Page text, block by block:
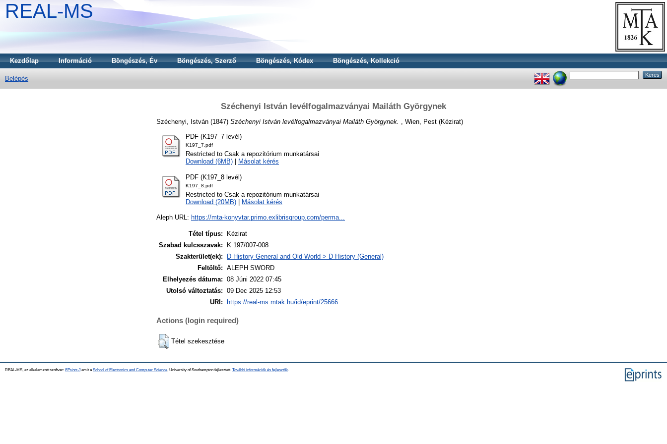
REAL-MS
Kezdőlap Információ Böngészés, Év Böngészés, Szerző Böngészés, Kódex Böngészés, Kollekció
Belépés
Széchenyi István levélfogalmazványai Mailáth Györgynek
Széchenyi, István (1847) Széchenyi István levélfogalmazványai Mailáth Györgynek. , Wien, Pest (Kézirat)
PDF (K197_7 levél)
K197_7.pdf
Restricted to Csak a repozitórium munkatársai
Download (6MB)
Másolat kérés
PDF (K197_8 levél)
K197_8.pdf
Restricted to Csak a repozitórium munkatársai
Download (20MB)
Másolat kérés
Aleph URL: https://mta-konyvtar.primo.exlibrisgroup.com/perma...
Tétel típus:
Kézirat
Szabad kulcsszavak:
K 197/007-008
Szakterület(ek):
D History General and Old World > D History (General)
Feltöltő: ALEPH SWORD
Elhelyezés dátuma: 08 Júni 2022 07:45
Utolsó változtatás: 09 Dec 2025 12:53
URI:
https://real-ms.mtak.hu/id/eprint/25666
Actions (login required)
Tétel szekesztése
REAL-MS, az alkalamzott szoftver: EPrints 3amit a School of Electronics and Computer Science , University of Southampton fejlesztett. További információk és fejlesztők